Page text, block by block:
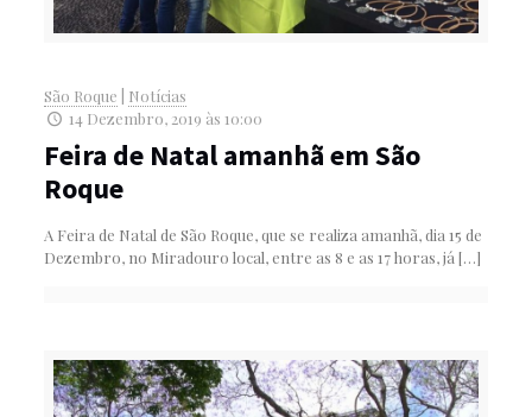
São Roque
Notícias
14 Dezembro, 2019 às 10:00
Feira de Natal amanhã em São
Roque
A Feira de Natal de São Roque, que se realiza amanhã, dia 15 de
Dezembro, no Miradouro local, entre as 8 e as 17 horas, já […]